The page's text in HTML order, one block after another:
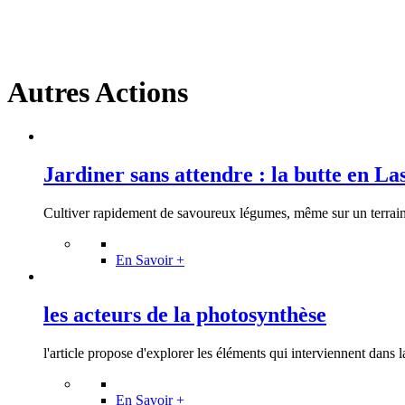
Autres Actions
Jardiner sans attendre : la butte en
Cultiver rapidement de savoureux légumes, même sur un
En Savoir +
les acteurs de la photosynthèse
l'article propose d'explorer les éléments qui interviennent dans
En Savoir +